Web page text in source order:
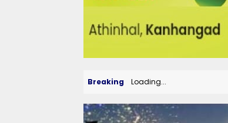
Breaking Loading...